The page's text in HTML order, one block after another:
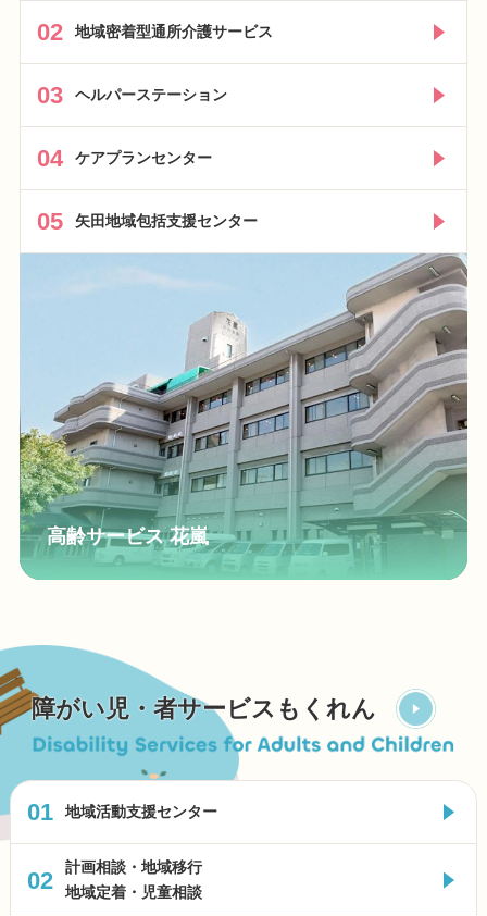
02 地域密着型通所介護サービス
03 ヘルパーステーション
04 ケアプランセンター
05 矢田地域包括支援センター
高齢サービス 花嵐
障がい児・者サービスもくれん
01 地域活動支援センター
02
計画相談・地域移行
地域定着・児童相談